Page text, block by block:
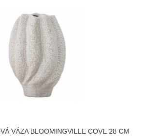
VÁZA BLOOMINGVILLE COVE 28 CM